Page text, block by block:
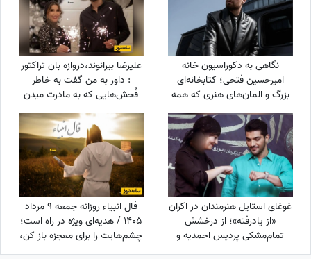
نگاهی به دکوراسیون خانه
امیرحسین فتحی؛ کتابخانه‌ای
بزرگ و المان‌های هنری که همه
را غافلگیر کرد/ بیخود نیست
بهش میگن آقازاده سینمای ایران
علیرضا بیرانوند،دروازه بان تراکتور
: داور به من گفت به خاطر
فُحش‌هایی که به مادرت میدن
بهت کارت نمیدم!/ ما حواله
ماشین نگرفتیم
غوغای استایل هنرمندان در اکران
«از یادرفته»؛ از درخشش
تمام‌مشکی پردیس احمدیه و
آزیتا حاجیان تا تیپ اسپورت
فال انبیاء روزانه جمعه 9 مرداد
1405 / هدیه‌ای ویژه در راه است؛
چشم‌هایت را برای معجزه باز کن،
دنیا پیامی دارد که قلبت را